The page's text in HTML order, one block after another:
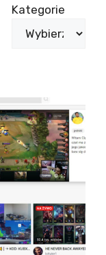
Kategorie